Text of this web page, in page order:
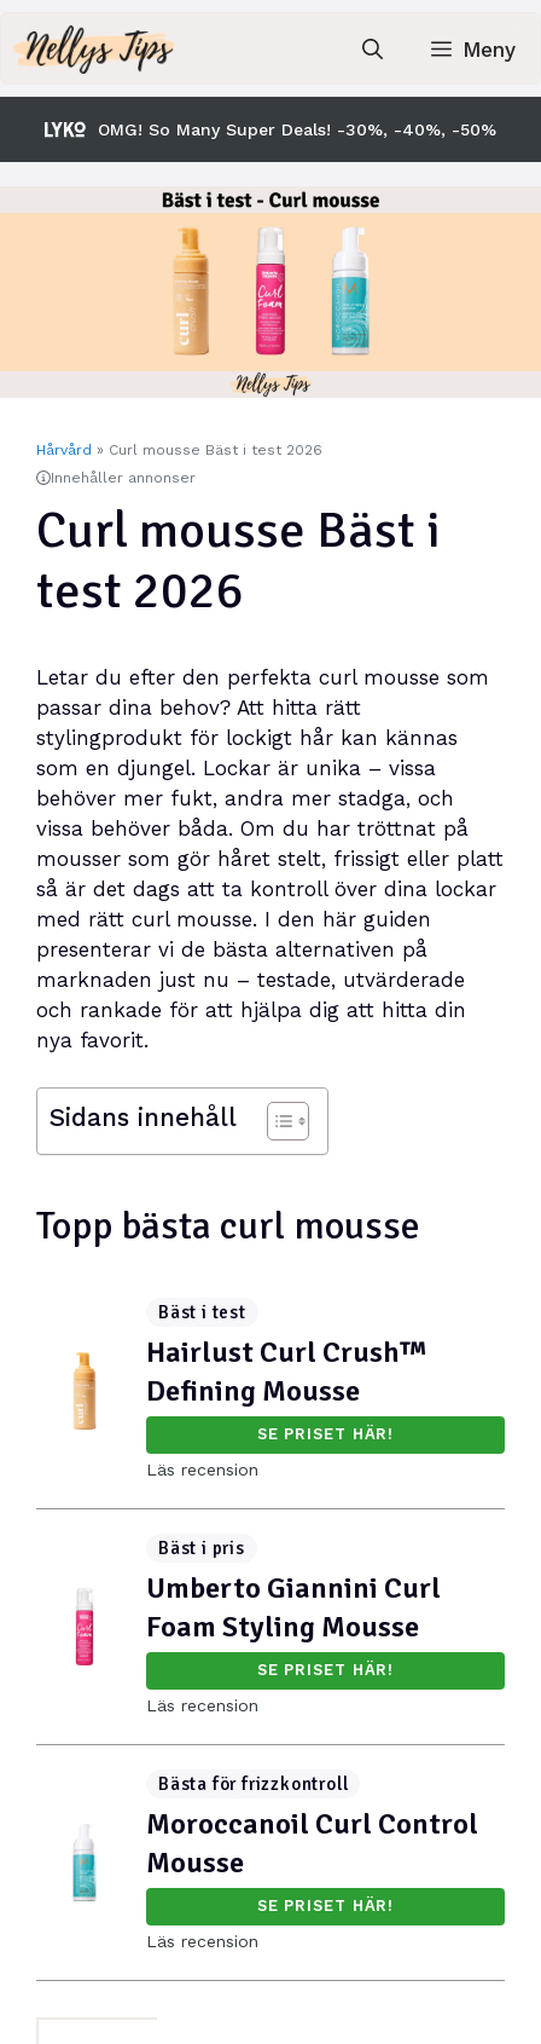
till
innehåll
Meny
OMG! So Many Super Deals! -30%, -40%, -50%
Hårvård » Curl mousse Bäst i test 2026
Innehåller annonser
Curl mousse Bäst i
test 2026
Letar du efter den perfekta curl mousse som
passar dina behov? Att hitta rätt
stylingprodukt för lockigt hår kan kännas
som en djungel. Lockar är unika – vissa
behöver mer fukt, andra mer stadga, och
vissa behöver båda. Om du har tröttnat på
mousser som gör håret stelt, frissigt eller platt
så är det dags att ta kontroll över dina lockar
med rätt curl mousse. I den här guiden
presenterar vi de bästa alternativen på
marknaden just nu – testade, utvärderade
och rankade för att hjälpa dig att hitta din
nya favorit.
Sidans innehåll
Topp bästa curl mousse
Bäst i test
Hairlust Curl Crush™
Defining Mousse
SE PRISET HÄR!
Läs recension
Bäst i pris
Umberto Giannini Curl
Foam Styling Mousse
SE PRISET HÄR!
Läs recension
Bästa för frizzkontroll
Moroccanoil Curl Control
Mousse
SE PRISET HÄR!
Läs recension